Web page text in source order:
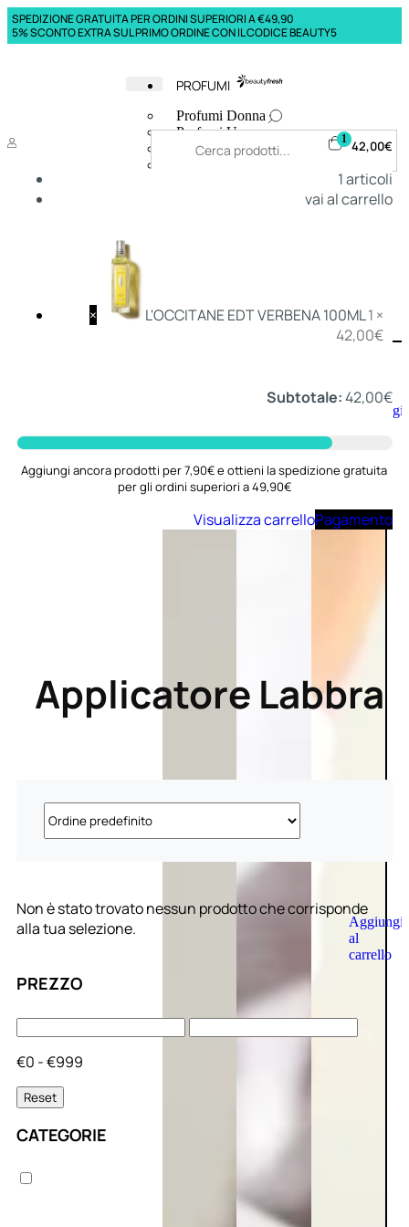
SPEDIZIONE GRATUITA PER ORDINI SUPERIORI A €49,90
5% SCONTO EXTRA SUL PRIMO ORDINE CON IL CODICE BEAUTY5
PROFUMI
Profumi Donna
Profumi Uomo
Deodoranti Donna
Deo
Aggiungi
Aggiungi
al
carrello
1 42,00€
1articoli
vai al carrello
× L'OCCITANE EDT VERBENA 100ML1 ×
42,00€
Subtotale:42,00€
Aggiungi ancora prodotti per 7,90€ e ottieni la spedizione gratuita
per gli ordini superiori a 49,90€
Visualizza carrelloPagamento
Applicatore Labbra
PREZZO
€0 - €999
Reset
CATEGORIE
Non è stato trovato nessun prodotto che corrisponde
alla tua selezione.